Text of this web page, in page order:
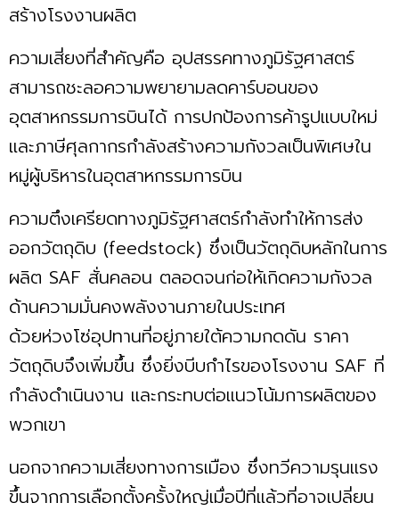
สร้างโรงงานผลิต
ความเสี่ยงที่สำคัญคือ อุปสรรคทางภูมิรัฐศาสตร์
สามารถชะลอความพยายามลดคาร์บอนของ
อุตสาหกรรมการบินได้ การปกป้องการค้ารูปแบบใหม่
และภาษีศุลกากรกำลังสร้างความกังวลเป็นพิเศษใน
หมู่ผู้บริหารในอุตสาหกรรมการบิน
ความตึงเครียดทางภูมิรัฐศาสตร์กำลังทำให้การส่ง
ออกวัตถุดิบ (feedstock) ซึ่งเป็นวัตถุดิบหลักในการ
ผลิต SAF สั่นคลอน ตลอดจนก่อให้เกิดความกังวล
ด้านความมั่นคงพลังงานภายในประเทศ
ด้วยห่วงโซ่อุปทานที่อยู่ภายใต้ความกดดัน ราคา
วัตถุดิบจึงเพิ่มขึ้น ซึ่งยิ่งบีบกำไรของโรงงาน SAF ที่
กำลังดำเนินงาน และกระทบต่อแนวโน้มการผลิตของ
พวกเขา
นอกจากความเสี่ยงทางการเมือง ซึ่งทวีความรุนแรง
ขึ้นจากการเลือกตั้งครั้งใหญ่เมื่อปีที่แล้วที่อาจเปลี่ยน